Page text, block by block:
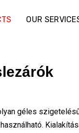
OUR
géles